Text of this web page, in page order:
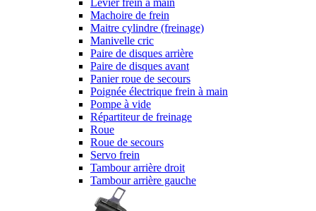
Levier frein à main
Machoire de frein
Maitre cylindre (freinage)
Manivelle cric
Paire de disques arrière
Paire de disques avant
Panier roue de secours
Poignée électrique frein à main
Pompe à vide
Répartiteur de freinage
Roue
Roue de secours
Servo frein
Tambour arrière droit
Tambour arrière gauche